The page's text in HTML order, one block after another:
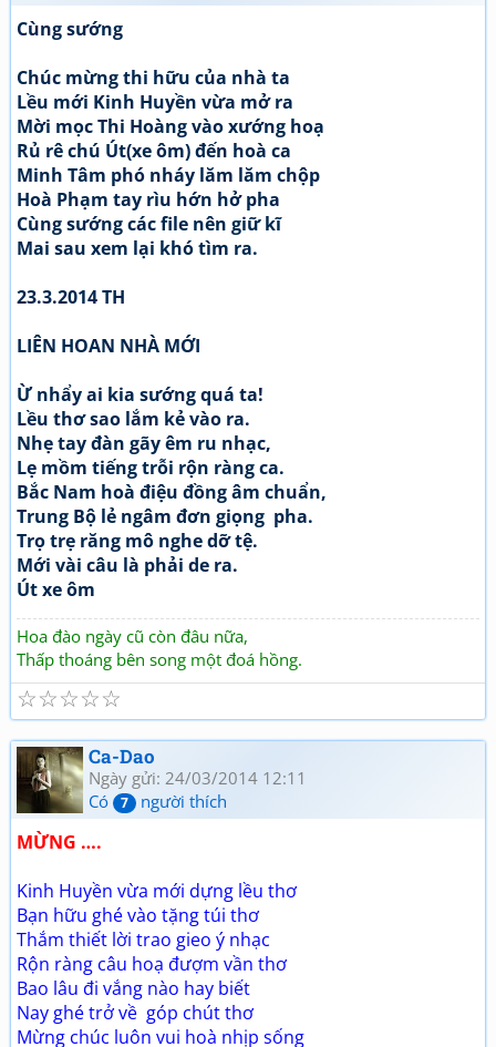
Cùng sướng
Chúc mừng thi hữu của nhà ta
Lều mới Kinh Huyền vừa mở ra
Mời mọc Thi Hoàng vào xướng hoạ
Rủ rê chú Út(xe ôm) đến hoà ca
Minh Tâm phó nháy lăm lăm chộp
Hoà Phạm tay rìu hớn hở pha
Cùng sướng các file nên giữ kĩ
Mai sau xem lại khó tìm ra.
23.3.2014 TH
LIÊN HOAN NHÀ MỚI
Ừ nhẩy ai kia sướng quá ta!
Lều thơ sao lắm kẻ vào ra.
Nhẹ tay đàn gãy êm ru nhạc,
Lẹ mồm tiếng trỗi rộn ràng ca.
Bắc Nam hoà điệu đồng âm chuẩn,
Trung Bộ lẻ ngâm đơn giọng pha.
Trọ trẹ răng mô nghe dỡ tệ.
Mới vài câu là phải de ra.
Út xe ôm
Hoa đào ngày cũ còn đâu nữa,
Thấp thoáng bên song một đoá hồng.
☆
☆
☆
☆
☆
Ca-Dao
Ngày gửi: 24/03/2014 12:11
Có
7 người thích
MỪNG ….
Kinh Huyền vừa mới dựng lều thơ
Bạn hữu ghé vào tặng túi thơ
Thắm thiết lời trao gieo ý nhạc
Rộn ràng câu hoạ đượm vần thơ
Bao lâu đi vắng nào hay biết
Nay ghé trở về góp chút thơ
Mừng chúc luôn vui hoà nhịp sống